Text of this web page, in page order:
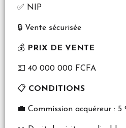
✅ NIP
🔒 Vente sécurisée
💰 PRIX DE VENTE
💵 40 000 000 FCFA
📋 CONDITIONS
💼 Commission acquéreur : 5